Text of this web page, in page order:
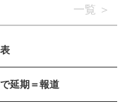
一覧
延期＝報道